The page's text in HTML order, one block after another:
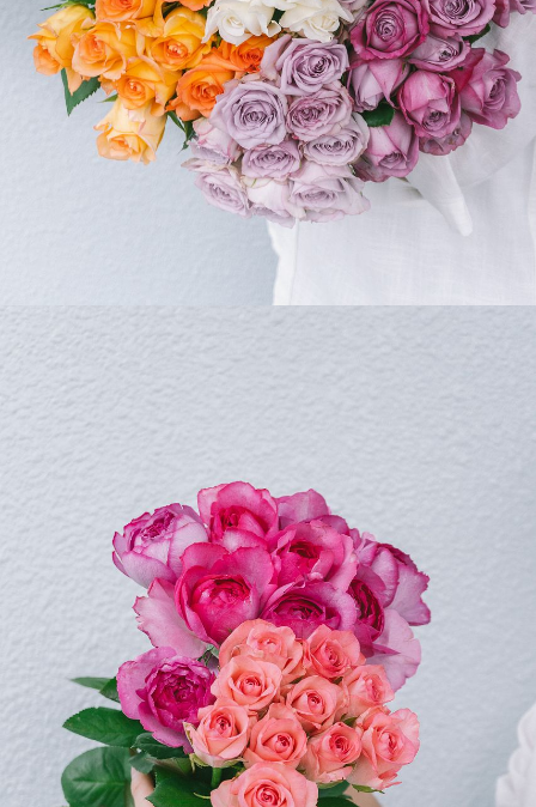
ん。ご了承ください。
Q. 配送日時は指定できますか？
お花をベストなタイミングで発送しているため、お届け日の
指定はできません。受け取り時間帯は、発送後にクロネコヤ
マトのアプリから変更可能です。
Q. 注文後にキャンセルできますか？
ご注文後一定時間内であればキャンセル可能です。